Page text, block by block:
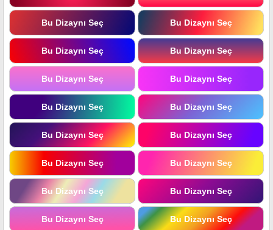
Bu Dizaynı Seç Bu Dizaynı Seç
Bu Dizaynı Seç Bu Dizaynı Seç
Bu Dizaynı Seç Bu Dizaynı Seç
Bu Dizaynı Seç Bu Dizaynı Seç
Bu Dizaynı Seç Bu Dizaynı Seç
Bu Dizaynı Seç Bu Dizaynı Seç
Bu Dizaynı Seç Bu Dizaynı Seç
Bu Dizaynı Seç Bu Dizaynı Seç